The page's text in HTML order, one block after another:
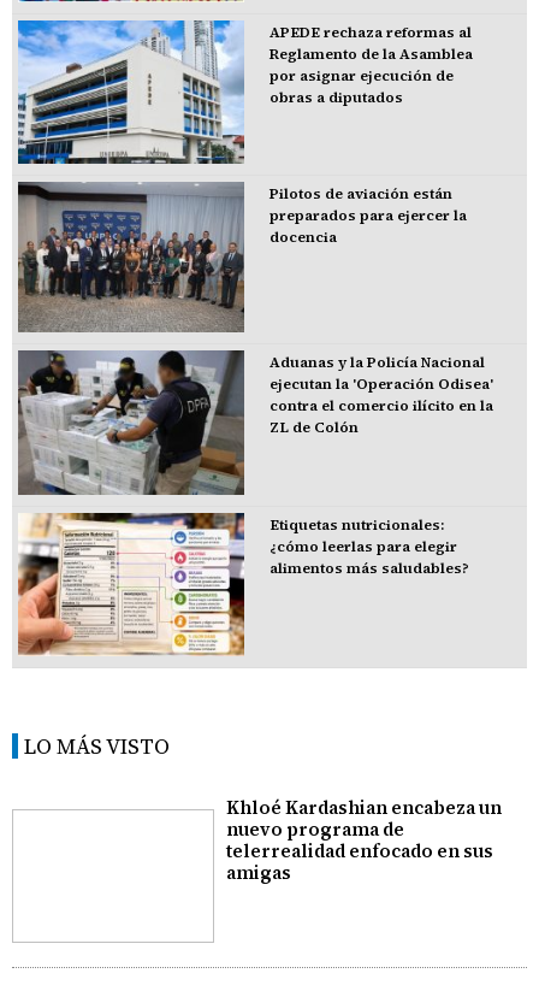
APEDE rechaza reformas al
Reglamento de la Asamblea
por asignar ejecución de
obras a diputados
Pilotos de aviación están
preparados para ejercer la
docencia
Aduanas y la Policía Nacional
ejecutan la 'Operación Odisea'
contra el comercio ilícito en la
ZL de Colón
Etiquetas nutricionales:
¿cómo leerlas para elegir
alimentos más saludables?
LO MÁS VISTO
Khloé Kardashian encabeza un
nuevo programa de
telerrealidad enfocado en sus
amigas